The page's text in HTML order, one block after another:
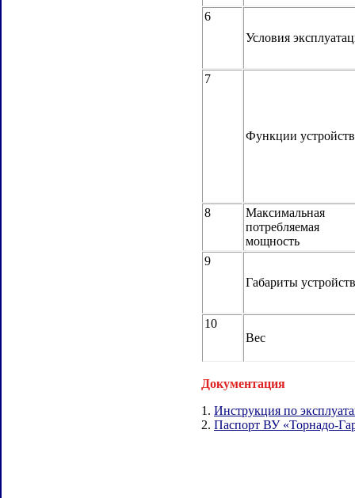
6
Условия
7
Функции
8
Максимальная
потребляемая
мощность
9
Габариты
10
Вес
Документация
1. Инструкция по
2. Паспорт ВУ «Торнадо-